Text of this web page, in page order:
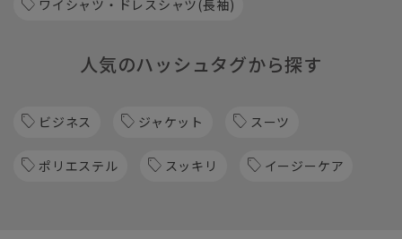
ワイシャツ・ドレスシャツ(長袖)
人気のハッシュタグから探す
ビジネス ジャケット スーツ
ポリエステル スッキリ イージーケア